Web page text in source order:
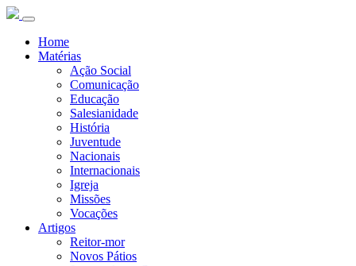
Home
Matérias
Ação Social
Comunicação
Educação
Salesianidade
História
Juventude
Nacionais
Internacionais
Igreja
Missões
Vocações
Artigos
Reitor-mor
Novos Pátios